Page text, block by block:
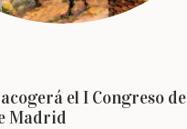
el I Congreso de
Madrid